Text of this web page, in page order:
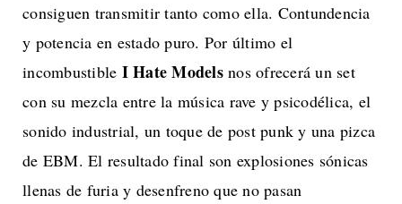
consiguen transmitir tanto como ella. Contundencia
y potencia en estado puro. Por último el
incombustible I Hate Modelsnos ofrecerá un set
con su mezcla entre la música rave y psicodélica, el
sonido industrial, un toque de post punk y una pizca
de EBM. El resultado final son explosiones sónicas
llenas de furia y desenfreno que no pasan